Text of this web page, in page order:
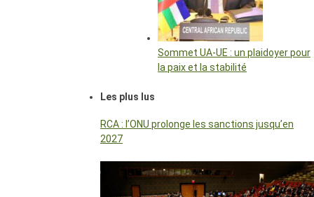
Sommet UA-UE : un plaidoyer pour
la paix et la stabilité
Les plus lus
RCA : l’ONU prolonge les sanctions jusqu’en
2027